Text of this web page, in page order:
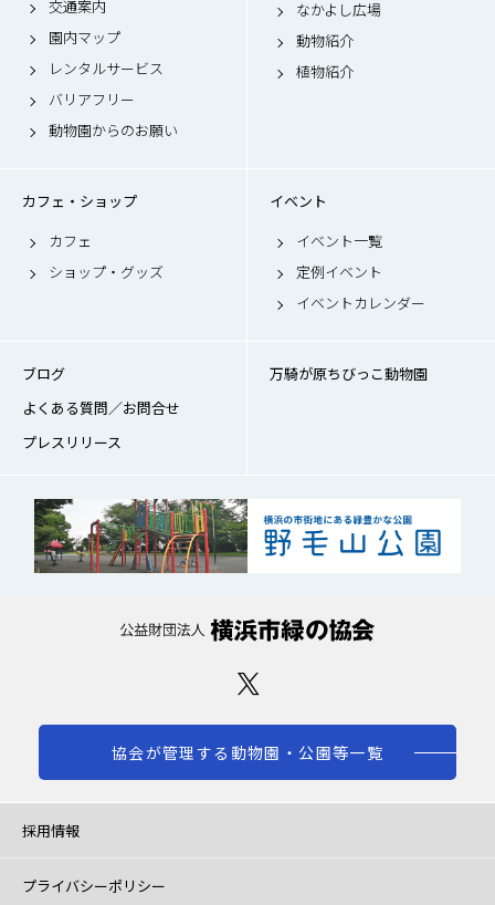
交通案内
園内マップ
レンタルサービス
バリアフリー
動物園からのお願い
なかよし広場
動物紹介
植物紹介
カフェ・ショップ
カフェ
ショップ・グッズ
イベント
イベント一覧
定例イベント
イベントカレンダー
ブログ
よくある質問／お問合せ
プレスリリース
万騎が原ちびっこ動物園
協会が管理する動物園・公園等一覧
採用情報
プライバシーポリシー